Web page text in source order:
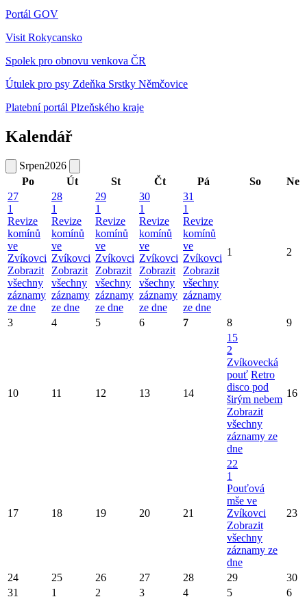
Portál GOV
Visit Rokycansko
Spolek pro obnovu venkova ČR
Útulek pro psy Zdeňka Srstky Němčovice
Platební portál Plzeňského kraje
Kalendář
Srpen2026
Po
Út St Čt Pá So
Ne
27
1
Revize
komínů
ve
Zvíkovci
Zobrazit
všechny
záznamy
ze dne
28
1
Revize
komínů
ve
Zvíkovci
Zobrazit
všechny
záznamy
ze dne
29
1
Revize
komínů
ve
Zvíkovci
Zobrazit
všechny
záznamy
ze dne
30
1
Revize
komínů
ve
Zvíkovci
Zobrazit
všechny
záznamy
ze dne
31
1
Revize
komínů
ve
Zvíkovci
Zobrazit
všechny
záznamy
ze dne
1 2
3 4 5 6 7 8 9
10 11 12 13 14
15
2
Zvíkovecká
pouť Retro
disco pod
širým nebem
Zobrazit
všechny
záznamy ze
dne
16
17 18 19 20 21
22
1
Pouťová
mše ve
Zvíkovci
Zobrazit
všechny
záznamy ze
dne
23
24 25 26 27 28 29
30
31
1 2 3 4 5 6